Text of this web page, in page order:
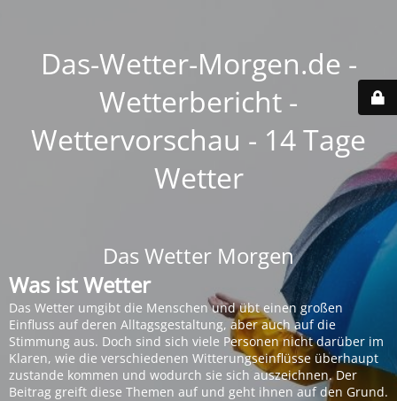
Das-Wetter-Morgen.de -
Wetterbericht -
Wettervorschau - 14 Tage
Wetter
Das Wetter Morgen
Was ist Wetter
Das Wetter umgibt die Menschen und übt einen großen
Einfluss auf deren Alltagsgestaltung, aber auch auf die
Stimmung aus. Doch sind sich viele Personen nicht darüber im
Klaren, wie die verschiedenen Witterungseinflüsse überhaupt
zustande kommen und wodurch sie sich auszeichnen. Der
Beitrag greift diese Themen auf und geht ihnen auf den Grund.